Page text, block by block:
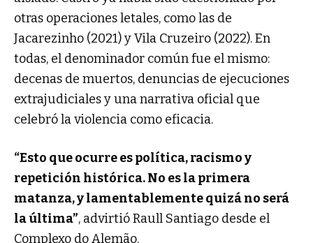
otras operaciones letales, como las de
Jacarezinho (2021) y Vila Cruzeiro (2022). En
todas, el denominador común fue el mismo:
decenas de muertos, denuncias de ejecuciones
extrajudiciales y una narrativa oficial que
celebró la violencia como eficacia.
“Esto que ocurre es política, racismo y
repetición histórica. No es la primera
matanza, y lamentablemente quizá no será
la última”, advirtió Raull Santiago desde el
Complexo do Alemão.